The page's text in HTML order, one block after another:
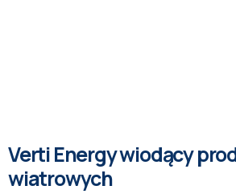
Verti Energy wiodący
wiatrowych